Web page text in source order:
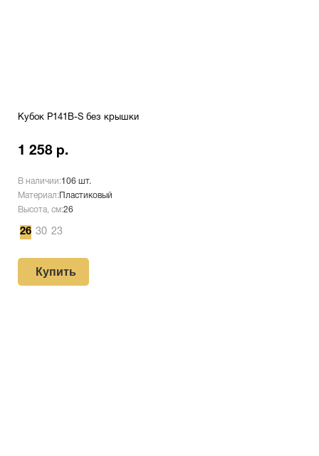
Кубок P141B-S без крышки
1 258 р.
В наличии:106 шт.
Материал: Пластиковый
Высота, см:26
26 30 23
Купить